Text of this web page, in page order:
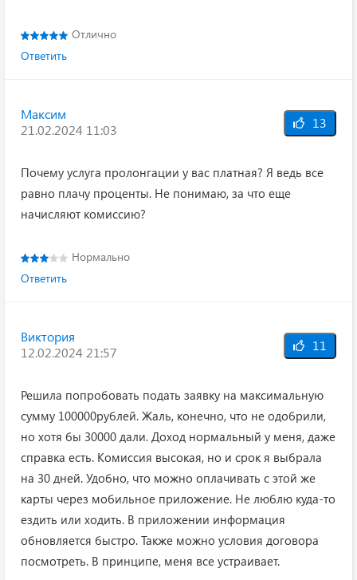
Отлично
Ответить
Максим
21.02.2024 11:03
13
Почему услуга пролонгации у вас платная? Я ведь все
равно плачу проценты. Не понимаю, за что еще
начисляют комиссию?
Нормально
Ответить
Виктория
12.02.2024 21:57
11
Решила попробовать подать заявку на максимальную
сумму 100000рублей. Жаль, конечно, что не одобрили,
но хотя бы 30000 дали. Доход нормальный у меня, даже
справка есть. Комиссия высокая, но и срок я выбрала
на 30 дней. Удобно, что можно оплачивать с этой же
карты через мобильное приложение. Не люблю куда-то
ездить или ходить. В приложении информация
обновляется быстро. Также можно условия договора
посмотреть. В принципе, меня все устраивает.